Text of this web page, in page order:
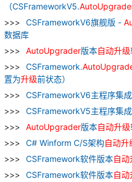
（CSFrameworkV5.
CSFrameworkV6旗舰版 -
数据库
AutoUpgrader版本自动升级
CSFramework.
置为升级前状态）
CSFrameworkV6主程序集成
CSFrameworkV5主程序集成
AutoUpgrader版本自动升级
C# Winform C/S架构自动升
CSFramework软件版本自动
CSFramework软件版本自动